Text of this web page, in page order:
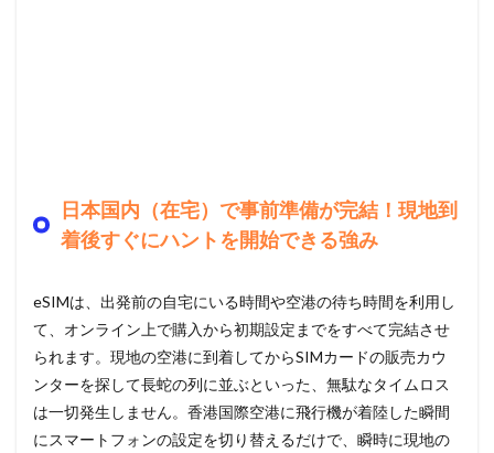
日本国内（在宅）で事前準備が完結！現地到
着後すぐにハントを開始できる強み
eSIMは、出発前の自宅にいる時間や空港の待ち時間を利用し
て、オンライン上で購入から初期設定までをすべて完結させ
られます。現地の空港に到着してからSIMカードの販売カウ
ンターを探して長蛇の列に並ぶといった、無駄なタイムロス
は一切発生しません。香港国際空港に飛行機が着陸した瞬間
にスマートフォンの設定を切り替えるだけで、瞬時に現地の